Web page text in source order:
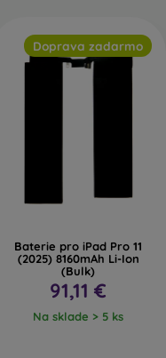
Doprava zadarmo
Baterie pro iPad Pro 11
(2025) 8160mAh Li-Ion
(Bulk)
91,11 €
Na sklade > 5 ks